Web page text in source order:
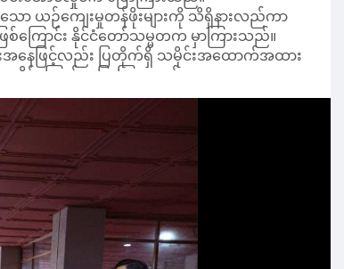
နိုင်ကြောင်း ပြောကြားသည်။
တိဂုဏ် မြင့်မားရေးနှင့် နိုင်ငံ၏ယဉ်ကျေးမှု
ပြောကြားသည်။
ကျေးမှုအမွေအနှစ်များနှင့် မြန်မာ
ားကို ထိန်းသိမ်းမြှင့်တင်လိုစိတ်နှင့် မြန်မာနိုင်ငံ
ယိုယွင်းမှုမရှိစေရေး စနစ်တကျထိန်းသိမ်းရန်နှင့်
ာကြားသည်။
ပြထားရန်၊ ဓာတ်ပုံမှတ်တမ်းနှင့် စာရွက်စာတမ်း
းသည်။
ေးအသင်းအဖွဲ့များနှင့် ဝန်ထမ်းများ လာရောက်
ာ၊ စနစ်တကျ ရေးသားဖော်ပြထားရန်လည်း